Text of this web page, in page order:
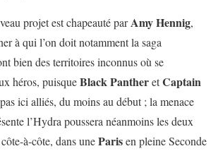
projet est chapeauté parAmy Hennig,
à qui l’on doit notamment la saga
bien des territoires inconnus où se
héros, puisqueBlack PantheretCaptain
ici alliés, du moins au début ; la menace
l’Hydra poussera néanmoins les deux
à-côte, dans uneParisen pleine Seconde